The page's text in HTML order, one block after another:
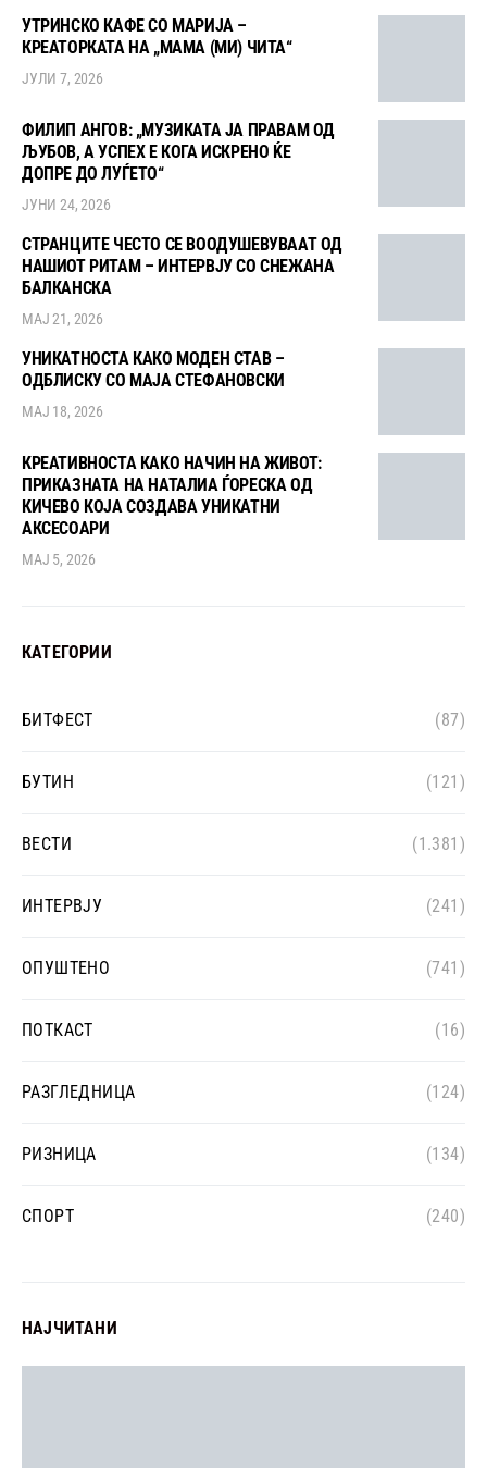
УТРИНСКО КАФЕ СО МАРИЈА –
КРЕАТОРКАТА НА „МАМА (МИ) ЧИТА“
ЈУЛИ 7, 2026
ФИЛИП АНГОВ: „МУЗИКАТА ЈА ПРАВАМ ОД
ЉУБОВ, А УСПЕХ Е КОГА ИСКРЕНО ЌЕ
ДОПРЕ ДО ЛУЃЕТО“
ЈУНИ 24, 2026
СТРАНЦИТЕ ЧЕСТО СЕ ВООДУШЕВУВААТ ОД
НАШИОТ РИТАМ – ИНТЕРВЈУ СО СНЕЖАНА
БАЛКАНСКА
МАЈ 21, 2026
УНИКАТНОСТА КАКО МОДЕН СТАВ –
ОДБЛИСКУ СО МАЈА СТЕФАНОВСКИ
МАЈ 18, 2026
КРЕАТИВНОСТА КАКО НАЧИН НА ЖИВОТ:
ПРИКАЗНАТА НА НАТАЛИА ЃОРЕСКА ОД
КИЧЕВО КОЈА СОЗДАВА УНИКАТНИ
АКСЕСОАРИ
МАЈ 5, 2026
КАТЕГОРИИ
БИТФЕСТ (87)
БУТИН (121)
ВЕСТИ (1.381)
ИНТЕРВЈУ (241)
ОПУШТЕНО (741)
ПОТКАСТ (16)
РАЗГЛЕДНИЦА (124)
РИЗНИЦА (134)
СПОРТ (240)
НАЈЧИТАНИ